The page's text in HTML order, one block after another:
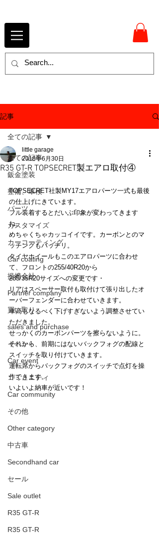
記事
全ての記事
鈑金塗装
整備、車検
パーツ
カスタマイズ
カーコーティング
Car coating
提携会社
Partner company
買い取り
sales and purchase
イベント
Car event
コミュニティ
Car community
その他
Other category
中古車
Secondhand car
セール
Sale outlet
R35 GT-R
R35 GT-R
全ての記事
R35 GT-R TOPSECRET製エアロ取付④
little garage
2018年6月30日
TOPSECRET社製MY17エアロパーツ一式も最後
の仕上げにきています。
フル装着するとだいぶ印象が変わってきます
ね。
めちゃくちゃカッコイイです。カーボンとのマ
ッチングもバッチリ。
タイヤホイールもこのエアロパーツに合わせ
て、フロントの255/40R20から
285/35R20サイズへの変更です・
リアはスペーサー取付も取付けて張り出したオ
ーバーフェンダーに合わせていきます。
車高もなるべく下げすぎないよう調整させてい
ただきました。
せっかくのカーボンパーツを擦らないように。
それから、前期にはないバックフォグの配線と
スイッチを取り付けていきます。
運転席からバックフォグのスイッチで点灯を操
作できます。
いよいよ納車が近いです！